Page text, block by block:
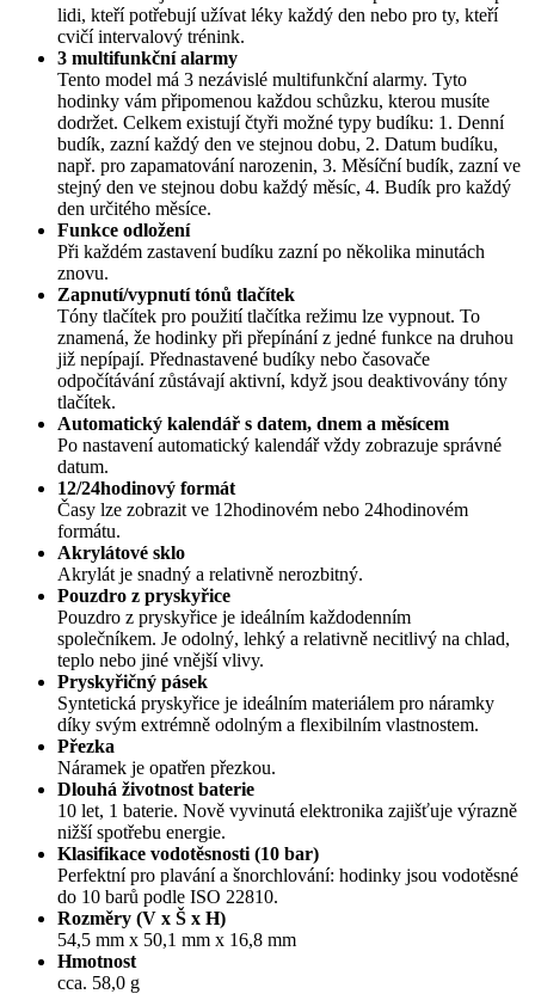
lidi, kteří potřebují užívat léky každý den nebo pro ty, kteří
cvičí intervalový trénink.
3 multifunkční alarmy
Tento model má 3 nezávislé multifunkční alarmy. Tyto
hodinky vám připomenou každou schůzku, kterou musíte
dodržet. Celkem existují čtyři možné typy budíku: 1. Denní
budík, zazní každý den ve stejnou dobu, 2. Datum budíku,
např. pro zapamatování narozenin, 3. Měsíční budík, zazní ve
stejný den ve stejnou dobu každý měsíc, 4. Budík pro každý
den určitého měsíce.
Funkce odložení
Při každém zastavení budíku zazní po několika minutách
znovu.
Zapnutí/vypnutí tónů tlačítek
Tóny tlačítek pro použití tlačítka režimu lze vypnout. To
znamená, že hodinky při přepínání z jedné funkce na druhou
již nepípají. Přednastavené budíky nebo časovače
odpočítávání zůstávají aktivní, když jsou deaktivovány tóny
tlačítek.
Automatický kalendář s datem, dnem a měsícem
Po nastavení automatický kalendář vždy zobrazuje správné
datum.
12/24hodinový formát
Časy lze zobrazit ve 12hodinovém nebo 24hodinovém
formátu.
Akrylátové sklo
Akrylát je snadný a relativně nerozbitný.
Pouzdro z pryskyřice
Pouzdro z pryskyřice je ideálním každodenním
společníkem. Je odolný, lehký a relativně necitlivý na chlad,
teplo nebo jiné vnější vlivy.
Pryskyřičný pásek
Syntetická pryskyřice je ideálním materiálem pro náramky
díky svým extrémně odolným a flexibilním vlastnostem.
Přezka
Náramek je opatřen přezkou.
Dlouhá životnost baterie
10 let, 1 baterie. Nově vyvinutá elektronika zajišťuje výrazně
nižší spotřebu energie.
Klasifikace vodotěsnosti (10 bar)
Perfektní pro plavání a šnorchlování: hodinky jsou vodotěsné
do 10 barů podle ISO 22810.
Rozměry (V x Š x H)
54,5 mm x 50,1 mm x 16,8 mm
Hmotnost
cca. 58,0 g